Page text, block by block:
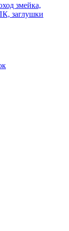
змейка,
заглушки